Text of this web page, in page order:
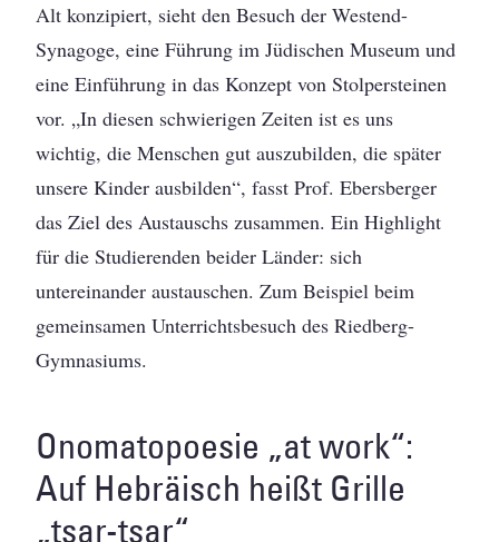
Alt konzipiert, sieht den Besuch der Westend-
Synagoge, eine Führung im Jüdischen Museum und
eine Einführung in das Konzept von Stolpersteinen
vor. „In diesen schwierigen Zeiten ist es uns
wichtig, die Menschen gut auszubilden, die später
unsere Kinder ausbilden“, fasst Prof. Ebersberger
das Ziel des Austauschs zusammen. Ein Highlight
für die Studierenden beider Länder: sich
untereinander austauschen. Zum Beispiel beim
gemeinsamen Unterrichtsbesuch des Riedberg-
Gymnasiums.
Onomatopoesie „at work“:
Auf Hebräisch heißt Grille
„tsar-tsar“